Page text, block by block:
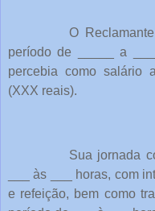
O
período de _____ a
percebia como salário
(XXX reais).
Sua jornada
___ às ___ horas, com
e refeição, bem como